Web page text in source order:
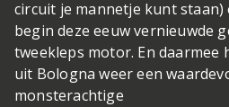
circuit je mannetje kunt staan)
begin deze eeuw vernieuwde
tweekleps motor. En daarmee
uit Bologna weer een
monsterachtige